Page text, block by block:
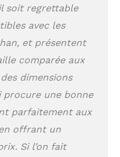
soit regrettable
avec les
et présentent
comparée aux
dimensions
procure une bonne
parfaitement aux
offrant un
Si l’on fait